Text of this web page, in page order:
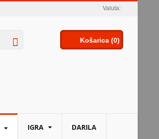
Valuta:
Košarica (0)
IGRA DARILA